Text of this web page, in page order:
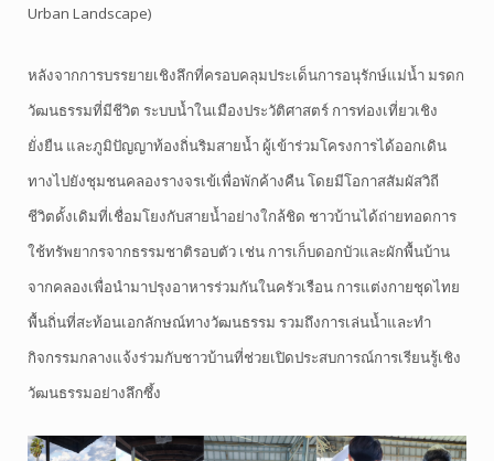
Urban Landscape)
หลังจากการบรรยายเชิงลึกที่ครอบคลุมประเด็นการอนุรักษ์แม่น้ำ มรดก
วัฒนธรรมที่มีชีวิต ระบบน้ำในเมืองประวัติศาสตร์ การท่องเที่ยวเชิง
ยั่งยืน และภูมิปัญญาท้องถิ่นริมสายน้ำ ผู้เข้าร่วมโครงการได้ออกเดิน
ทางไปยังชุมชนคลองรางจรเข้เพื่อพักค้างคืน โดยมีโอกาสสัมผัสวิถี
ชีวิตดั้งเดิมที่เชื่อมโยงกับสายน้ำอย่างใกล้ชิด ชาวบ้านได้ถ่ายทอดการ
ใช้ทรัพยากรจากธรรมชาติรอบตัว เช่น การเก็บดอกบัวและผักพื้นบ้าน
จากคลองเพื่อนำมาปรุงอาหารร่วมกันในครัวเรือน การแต่งกายชุดไทย
พื้นถิ่นที่สะท้อนเอกลักษณ์ทางวัฒนธรรม รวมถึงการเล่นน้ำและทำ
กิจกรรมกลางแจ้งร่วมกับชาวบ้านที่ช่วยเปิดประสบการณ์การเรียนรู้เชิง
วัฒนธรรมอย่างลึกซึ้ง